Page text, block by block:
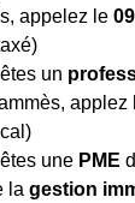
appelez le
un
applez
une PME
la gestion